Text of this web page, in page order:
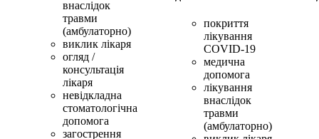
внаслідок
травми
(амбулаторно)
виклик лікаря
огляд /
консультація
лікаря
невідкладна
стоматологічна
допомога
загострення
покриття
лікування
COVID-19
медична
допомога
лікування
внаслідок
травми
(амбулаторно)